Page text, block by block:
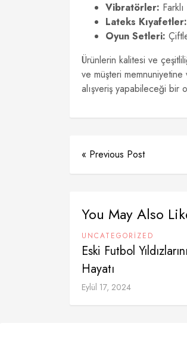
Vibratörler:
Lateks Kıyafetler:
Oyun Setleri:
Ürünlerin kalitesi ve
ve müşteri
alışveriş yapabileceği bir
« Previous Post
You May Also
UNCATEGORIZED
Eski Futbol
Hayatı
Eylül 17, 2024